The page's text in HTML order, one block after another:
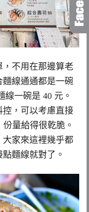
，不用在那邊算老
線通通都是一碗
線一碗是 40 元。
，可以考慮直接
量給得很乾脆。
家來這裡幾乎都
麵線就對了。